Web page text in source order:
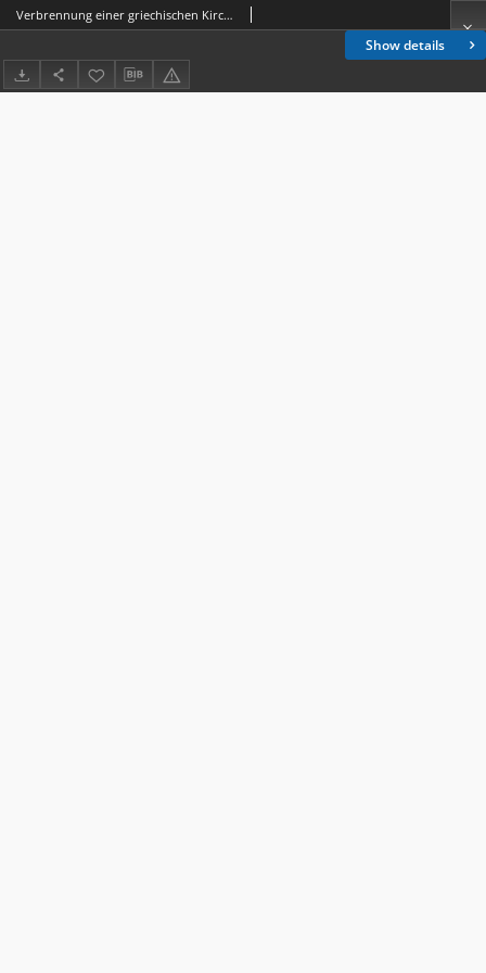
Show details
Verbrennung einer griechischen Kirche in Litthauen durch Insurgenten. (Podpalenie kościoła grackiego na Litwie przez wojska Insurekcji)